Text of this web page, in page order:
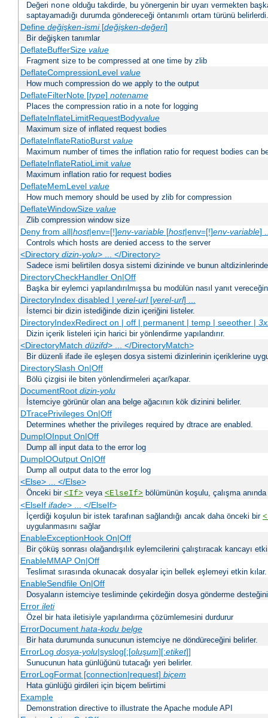
Değeri none olduğu takdirde, bu yönergenin bir uyarı vermekten
saptayamadığı durumda göndereceği öntanımlı ortam türünü belirlerdi.
Define değişken-ismi[değişken-değeri]
Bir değişken tanımlar
DeflateBufferSize value
Fragment size to be compressed at one time by zlib
DeflateCompressionLevel value
How much compression do we apply to the output
DeflateFilterNote [type] notename
Places the compression ratio in a note for logging
DeflateInflateLimitRequestBodyvalue
Maximum size of inflated request bodies
DeflateInflateRatioBurst value
Maximum number of times the inflation ratio for request bodies can
DeflateInflateRatioLimit value
Maximum inflation ratio for request bodies
DeflateMemLevel value
How much memory should be used by zlib for compression
DeflateWindowSize value
Zlib compression window size
Deny from all|host|env=[!]env-variable[host|env=[!]env-variable]
Controls which hosts are denied access to the server
<Directory dizin-yolu> ... </Directory>
Sadece ismi belirtilen dosya sistemi dizininde ve bunun
DirectoryCheckHandler On|Off
Başka bir eylemci yapılandırılmışsa bu modülün nasıl yanıt
DirectoryIndex disabled | yerel-url[yerel-url] ...
İstemci bir dizin istediğinde dizin içeriğini listeler.
DirectoryIndexRedirect on | off | permanent | temp | seeother |
Dizin içerik listeleri için harici bir yönlendirme yapılandırır.
<DirectoryMatch düzifd> ... </DirectoryMatch>
Bir düzenli ifade ile eşleşen dosya sistemi dizinlerinin içeriklerine
DirectorySlash On|Off
Bölü çizgisi ile biten yönlendirmeleri açar/kapar.
DocumentRoot dizin-yolu
İstemciye görünür olan ana belge ağacının kök dizinini belirler.
DTracePrivileges On|Off
Determines whether the privileges required by dtrace are enabled.
DumpIOInput On|Off
Dump all input data to the error log
DumpIOOutput On|Off
Dump all output data to the error log
<Else> ... </Else>
Önceki bir <If> veya <ElseIf> bölümünün koşulu, çalışma
<ElseIf ifade> ... </ElseIf>
İçerdiği koşulun bir istek tarafınan sağlandığı ancak daha önceki bir
uygulanmasını sağlar
EnableExceptionHook On|Off
Bir çöküş sonrası olağandışılık eylemcilerini çalıştıracak kancayı
EnableMMAP On|Off
Teslimat sırasında okunacak dosyalar için bellek eşlemeyi etkin kılar.
EnableSendfile On|Off
Dosyaların istemciye tesliminde çekirdeğin dosya gönderme
Error ileti
Özel bir hata iletisiyle yapılandırma çözümlemesini durdurur
ErrorDocument hata-kodu belge
Bir hata durumunda sunucunun istemciye ne döndüreceğini belirler.
ErrorLog dosya-yolu|syslog[:[oluşum][:etiket]]
Sunucunun hata günlüğünü tutacağı yeri belirler.
ErrorLogFormat [connection|request] biçem
Hata günlüğü girdileri için biçem belirtimi
Example
Demonstration directive to illustrate the Apache module API